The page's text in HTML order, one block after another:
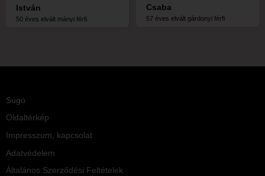
István
50 éves elvált mányi férfi
Csaba
57 éves elvált gárdonyi férfi
Súgó
Oldaltérkép
Impresszum, kapcsolat
Adatvédelem
Általános Szerződési Feltételek